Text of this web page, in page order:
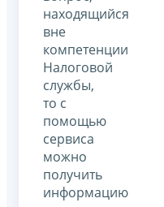
находящийся
вне
компетенции
Налоговой
службы,
то с
помощью
сервиса
можно
получить
информацию